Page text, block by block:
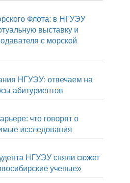
Флота: в НГУЭУ
выставку и
с морской
НГУЭУ: отвечаем на
абитуриентов
что говорят о
исследования
НГУЭУ сняли сюжет
ученые»